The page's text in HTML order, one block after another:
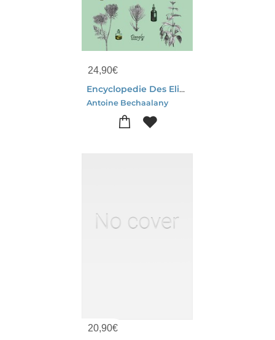
24,90€
Encyclopedie Des Elixirs Floraux : 612 Fleurs Du Monde Entier
Antoine Bechaalany
20,90€